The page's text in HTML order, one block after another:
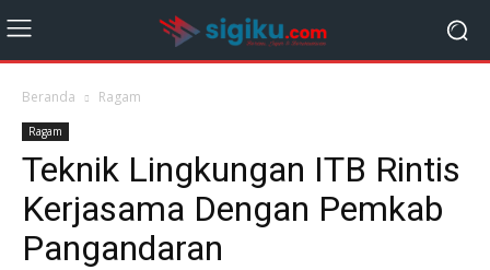
Beranda Ragam
Ragam
Teknik Lingkungan ITB Rintis
Kerjasama Dengan Pemkab
Pangandaran